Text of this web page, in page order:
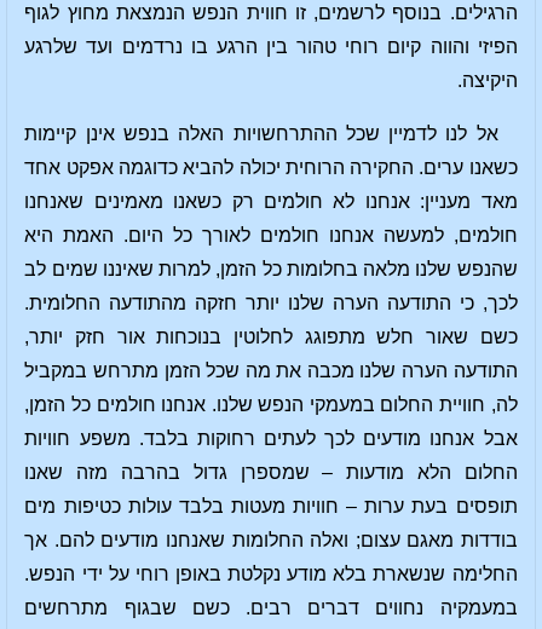
הרגילים. בנוסף לרשמים, זו חווית הנפש הנמצאת מחוץ לגוף
הפיזי והווה קיום רוחי טהור בין הרגע בו נרדמים ועד שלרגע
היקיצה.
אל לנו לדמיין שכל ההתרחשויות האלה בנפש אינן קיימות
כשאנו ערים. החקירה הרוחית יכולה להביא כדוגמה אפקט אחד
מאד מעניין: אנחנו לא חולמים רק כשאנו מאמינים שאנחנו
חולמים, למעשה אנחנו חולמים לאורך כל היום. האמת היא
שהנפש שלנו מלאה בחלומות כל הזמן, למרות שאיננו שמים לב
לכך, כי התודעה הערה שלנו יותר חזקה מהתודעה החלומית.
כשם שאור חלש מתפוגג לחלוטין בנוכחות אור חזק יותר,
התודעה הערה שלנו מכבה את מה שכל הזמן מתרחש במקביל
לה, חוויית החלום במעמקי הנפש שלנו. אנחנו חולמים כל הזמן,
אבל אנחנו מודעים לכך לעתים רחוקות בלבד. משפע חוויות
החלום הלא מודעות – שמספרן גדול בהרבה מזה שאנו
תופסים בעת ערות – חוויות מעטות בלבד עולות כטיפות מים
בודדות מאגם עצום; ואלה החלומות שאנחנו מודעים להם. אך
החלימה שנשארת בלא מודע נקלטת באופן רוחי על ידי הנפש.
במעמקיה נחווים דברים רבים. כשם שבגוף מתרחשים